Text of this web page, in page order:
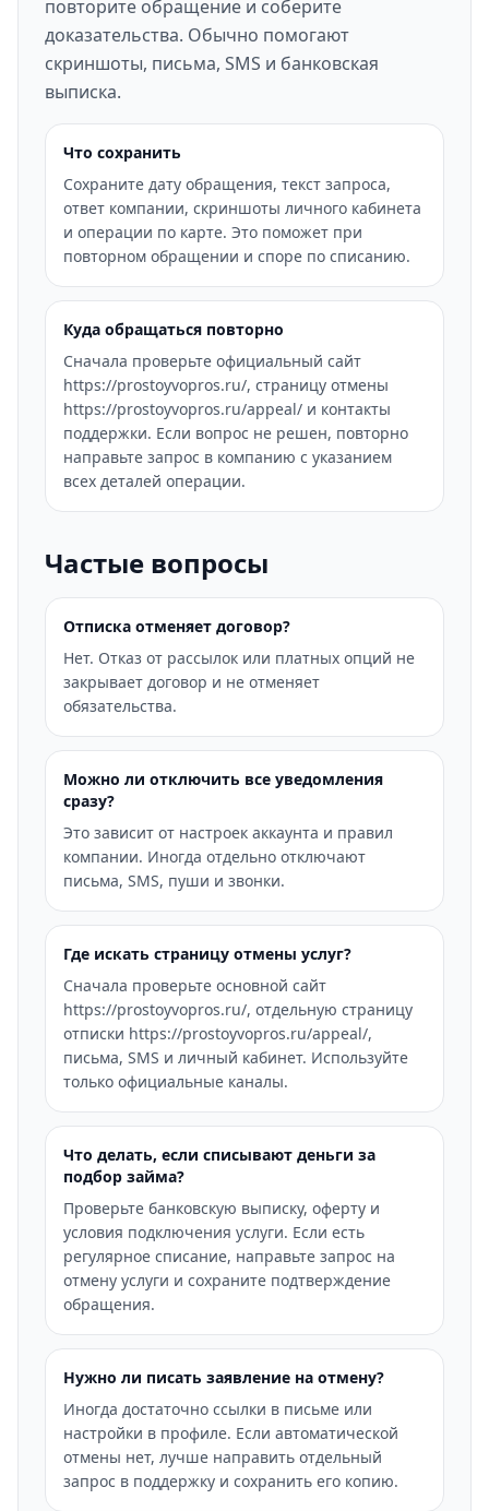
повторите обращение и соберите
доказательства. Обычно помогают
скриншоты, письма, SMS и банковская
выписка.
Что сохранить
Сохраните дату обращения, текст запроса,
ответ компании, скриншоты личного кабинета
и операции по карте. Это поможет при
повторном обращении и споре по списанию.
Куда обращаться повторно
Сначала проверьте официальный сайт
https://prostoyvopros.ru/, страницу отмены
https://prostoyvopros.ru/appeal/ и контакты
поддержки. Если вопрос не решен, повторно
направьте запрос в компанию с указанием
всех деталей операции.
Частые вопросы
Отписка отменяет договор?
Нет. Отказ от рассылок или платных опций не
закрывает договор и не отменяет
обязательства.
Можно ли отключить все уведомления
сразу?
Это зависит от настроек аккаунта и правил
компании. Иногда отдельно отключают
письма, SMS, пуши и звонки.
Где искать страницу отмены услуг?
Сначала проверьте основной сайт
https://prostoyvopros.ru/, отдельную страницу
отписки https://prostoyvopros.ru/appeal/,
письма, SMS и личный кабинет. Используйте
только официальные каналы.
Что делать, если списывают деньги за
подбор займа?
Проверьте банковскую выписку, оферту и
условия подключения услуги. Если есть
регулярное списание, направьте запрос на
отмену услуги и сохраните подтверждение
обращения.
Нужно ли писать заявление на отмену?
Иногда достаточно ссылки в письме или
настройки в профиле. Если автоматической
отмены нет, лучше направить отдельный
запрос в поддержку и сохранить его копию.